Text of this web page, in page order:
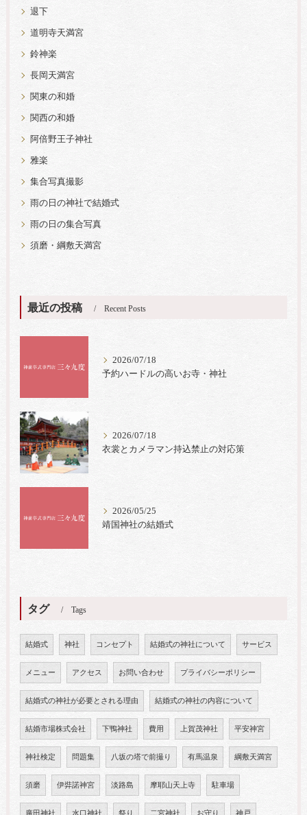
退下
道明寺天満宮
鈴神楽
長岡天満宮
関東の和婚
関西の和婚
阿倍野王子神社
雅楽
集合写真撮影
雨の日の神社で結婚式
雨の日の集合写真
須磨・綱敷天満宮
最近の投稿 Recent Posts
2026/07/18
予約ハードルの高いお寺・神社
2026/07/18
衣裳とカメラマン持込禁止の対応策
2026/05/25
靖国神社の結婚式
タグ Tags
結婚式 神社 コンセプト 結婚式の神社について サービス
メニュー アクセス お問い合わせ プライバシーポリシー
結婚式の神社が必要とされる理由 結婚式の神社の内容について
結婚市場株式会社 下鴨神社 費用 上賀茂神社 平安神宮
神社検定 問題集 八坂の塔で前撮り 有馬温泉 綱敷天満宮
須磨 伊弉諾神宮 淡路島 摩耶山天上寺 駐車場
廣田神社 水口神社 祭り 二宮神社 お守り 神戸